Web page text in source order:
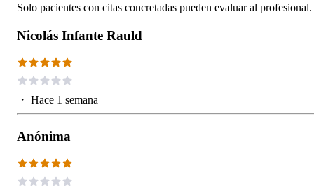
Solo pacientes con citas concretadas pueden evaluar al profesional.
Nicolás Infante Rauld
・ Hace 1 semana
Anónima